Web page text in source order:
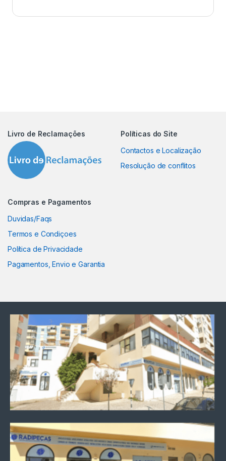
Livro de Reclamações
Políticas do Site
Contactos e Localização
Resolução de conflitos
Compras e Pagamentos
Duvidas/Faqs
Termos e Condiçoes
Política de Privacidade
Pagamentos, Envio e Garantia